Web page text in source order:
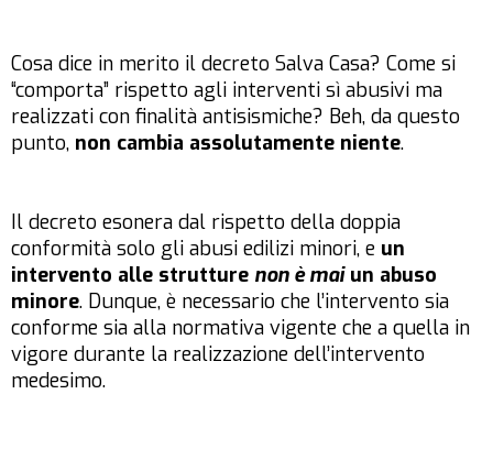
Cosa dice in merito il decreto Salva Casa? Come si
“comporta” rispetto agli interventi sì abusivi ma
realizzati con finalità antisismiche? Beh, da questo
punto, non cambia assolutamente niente.
Il decreto esonera dal rispetto della doppia
conformità solo gli abusi edilizi minori, e un
intervento alle strutture non è maiun abuso
minore. Dunque, è necessario che l’intervento sia
conforme sia alla normativa vigente che a quella in
vigore durante la realizzazione dell’intervento
medesimo.